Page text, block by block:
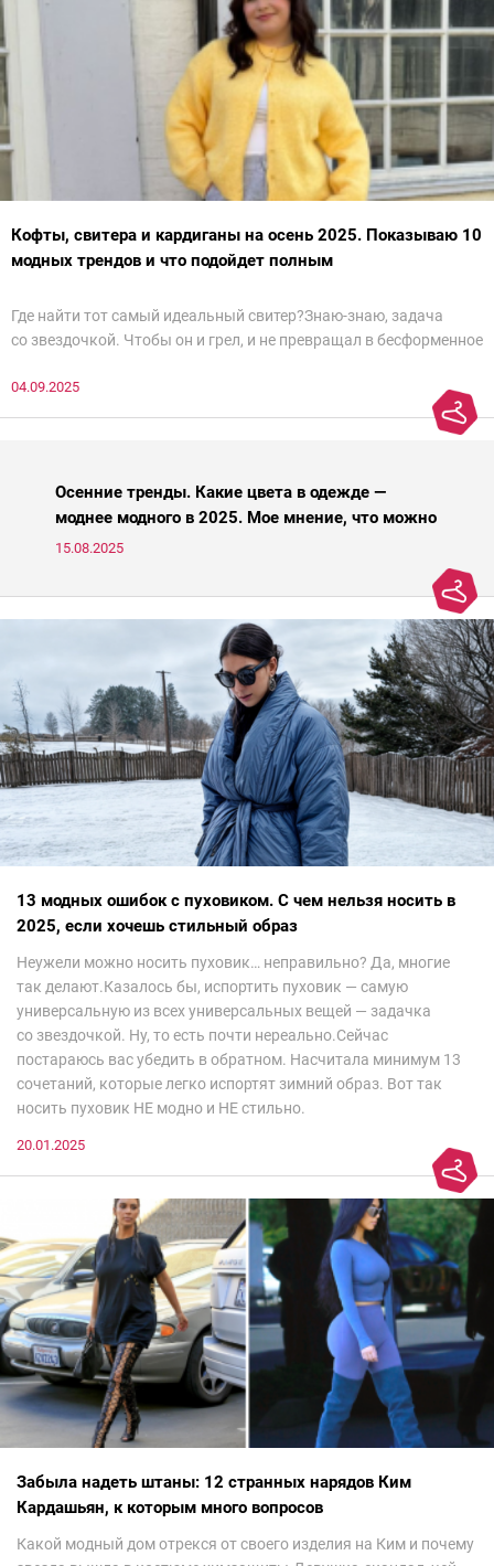
Кофты, свитера и кардиганы на осень 2025. Показываю 10
модных трендов и что подойдет полным
Где найти тот самый идеальный свитер?Знаю-знаю, задача
со звездочкой. Чтобы он и грел, и не превращал в бесформенное
паники.
04.09.2025
Осенние тренды. Какие цвета в одежде —
моднее модного в 2025. Мое мнение, что можно
носить, а что нет
15.08.2025
13 модных ошибок с пуховиком. С чем нельзя носить в
2025, если хочешь стильный образ
Неужели можно носить пуховик… неправильно? Да, многие
так делают.Казалось бы, испортить пуховик — самую
универсальную из всех универсальных вещей — задачка
со звездочкой. Ну, то есть почти нереально.Сейчас
постараюсь вас убедить в обратном. Насчитала минимум 13
сочетаний, которые легко испортят зимний образ. Вот так
носить пуховик НЕ модно и НЕ стильно.
20.01.2025
Забыла надеть штаны: 12 странных нарядов Ким
Кардашьян, к которым много вопросов
Какой модный дом отрекся от своего изделия на Ким и почему